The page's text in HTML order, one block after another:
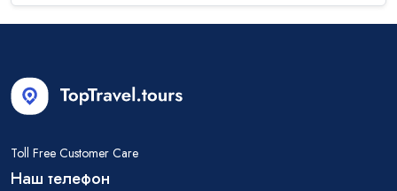
Toll Free Customer Care
Наш телефон